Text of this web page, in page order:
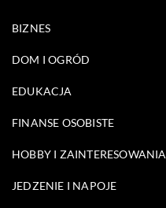
BIZNES
DOM I OGRÓD
EDUKACJA
FINANSE OSOBISTE
HOBBY I ZAINTERESOWANIA
JEDZENIE I NAPOJE